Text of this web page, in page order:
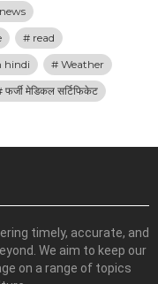
read
hindi
Weather
फर्जी मेडिकल सर्टिफिकेट
timely, accurate, and
We aim to keep our
on a range of topics